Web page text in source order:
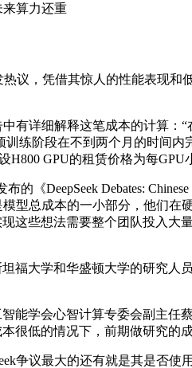
来算力还重
，凭借其惊人的性能表现和
详细解释这笔成本的计算：“
练阶段在不到两个月的时间
H800 GPU的租赁价格为每
《DeepSeek Debates: Chinese
型总成本的一小部分，他们
这些想法需要整个团队投入大
大学和华盛顿大学的研究人员
学会心智计算专委会副主任蔡
很低的情况下，前期做研究的
争议最大的还有就是其是否使